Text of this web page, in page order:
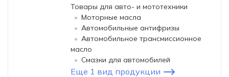
Товары для авто- и мототехники
Моторные масла
Автомобильные антифризы
Автомобильное трансмиссионное
масло
Смазки для автомобилей
Еще 1 вид продукции